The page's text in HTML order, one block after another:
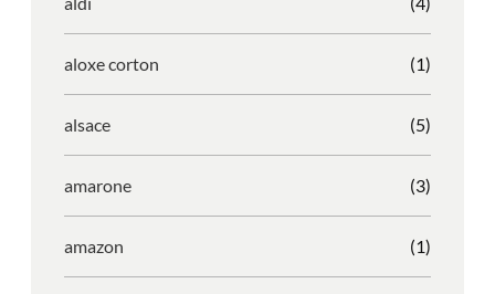
aloxe corton (1)
alsace (5)
amarone (3)
amazon (1)